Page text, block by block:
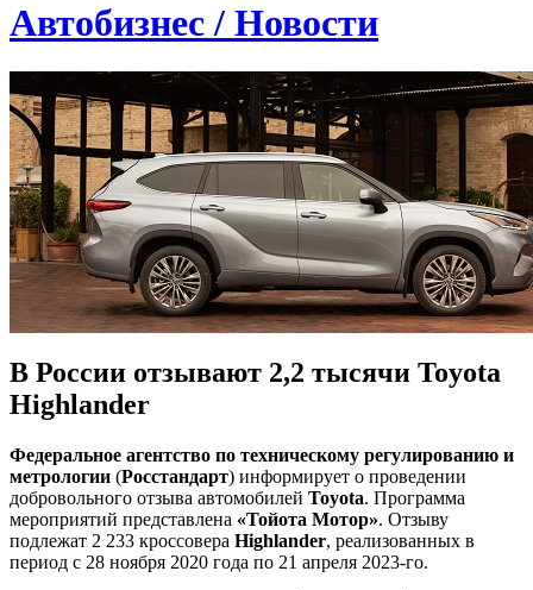
Автобизнес / Новости
В России отзывают 2,2 тысячи Toyota
Highlander
Федеральное агентство по техническому регулированию и
метрологии (Росстандарт) информирует о проведении
добровольного отзыва автомобилей Toyota. Программа
мероприятий представлена «Тойота Мотор». Отзыву
подлежат 2 233 кроссовера Highlander, реализованных в
период с 28 ноября 2020 года по 21 апреля 2023-го.